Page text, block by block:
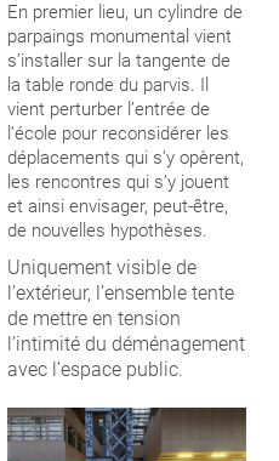
En premier lieu, un cylindre de
parpaings monumental vient
s’installer sur la tangente de
la table ronde du parvis. Il
vient perturber l’entrée de
l’école pour reconsidérer les
déplacements qui s’y opèrent,
les rencontres qui s’y jouent
et ainsi envisager, peut-être,
de nouvelles hypothèses.
Uniquement visible de
l’extérieur, l’ensemble tente
de mettre en tension
l’intimité du déménagement
avec l’espace public.